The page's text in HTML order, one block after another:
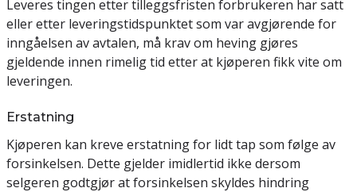
Leveres tingen etter tilleggsfristen forbrukeren har satt
eller etter leveringstidspunktet som var avgjørende for
inngåelsen av avtalen, må krav om heving gjøres
gjeldende innen rimelig tid etter at kjøperen fikk vite om
leveringen.
Erstatning
Kjøperen kan kreve erstatning for lidt tap som følge av
forsinkelsen. Dette gjelder imidlertid ikke dersom
selgeren godtgjør at forsinkelsen skyldes hindring